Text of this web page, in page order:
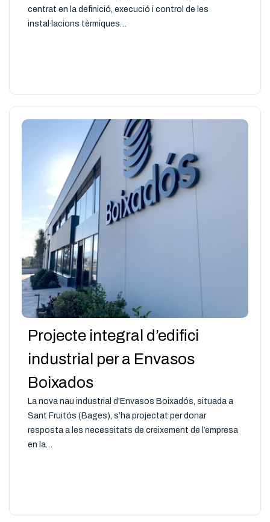
centrat en la definició, execució i control de les
instal·lacions tèrmiques…
Projecte integral d’edifici
industrial per a Envasos
Boixados
La nova nau industrial d’Envasos Boixadós, situada a
Sant Fruitós (Bages), s’ha projectat per donar
resposta a les necessitats de creixement de l’empresa
en la…